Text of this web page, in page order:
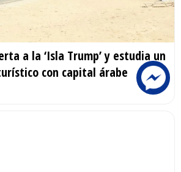
a la ‘Isla Trump’ y estudia un
con capital árabe